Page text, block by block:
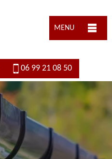
MENU
06 99 21 08 50